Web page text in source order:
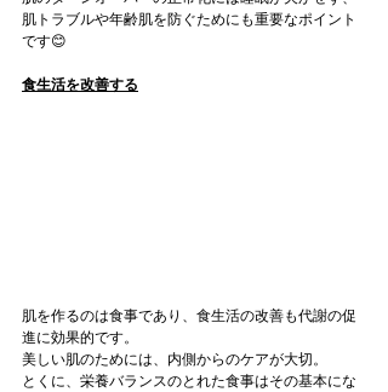
肌トラブルや年齢肌を防ぐためにも重要なポイント
です😊
食生活を改善する
肌を作るのは食事であり、食生活の改善も代謝の促
進に効果的です。
美しい肌のためには、内側からのケアが大切。
とくに、栄養バランスのとれた食事はその基本にな